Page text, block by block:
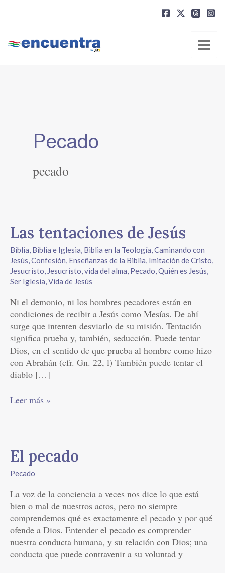
Pecado
pecado
Las tentaciones de Jesús
Biblia Biblia e Iglesia Biblia en la Teología Caminando con
Jesús Confesión Enseñanzas de la Biblia Imitación de Cristo
Jesucristo Jesucristo, vida del alma Pecado Quién es Jesús
Ser Iglesia Vida de Jesús
Ni el demonio, ni los hombres pecadores están en
condiciones de recibir a Jesús como Mesías. De ahí
surge que intenten desviarlo de su misión. Tentación
significa prueba y, también, seducción. Puede tentar
Dios, en el sentido de que prueba al hombre como hizo
con Abrahán (cfr. Gn. 22, l) También puede tentar el
diablo […]
Las
tentaciones
de
Jesús
Leer más »
El pecado
Pecado
La voz de la conciencia a veces nos dice lo que está
bien o mal de nuestros actos, pero no siempre
comprendemos qué es exactamente el pecado y por qué
ofende a Dios. Entender el pecado es comprender
nuestra conducta humana, y su relación con Dios; una
conducta que puede contravenir a su voluntad y
El
pecado